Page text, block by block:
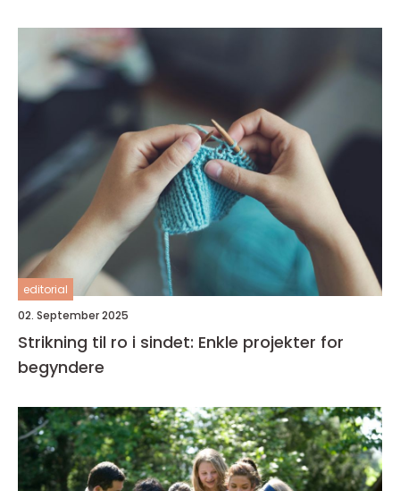
editorial
02. September 2025
Strikning til ro i sindet: Enkle projekter for
begyndere